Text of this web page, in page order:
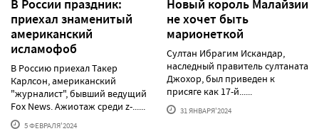
В России праздник:
приехал знаменитый
американский
исламофоб
В Россию приехал Такер
Карлсон, американский
"журналист", бывший ведущий
Fox News. Ажиотаж среди z-......
5 ФЕВРАЛЯ'2024
Новый король Малайзии
не хочет быть
марионеткой
Султан Ибрагим Искандар,
наследный правитель султаната
Джохор, был приведен к
присяге как 17-й......
31 ЯНВАРЯ'2024